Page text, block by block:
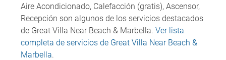
Aire Acondicionado, Calefacción (gratis), Ascensor,
Recepción son algunos de los servicios destacados
de Great Villa Near Beach & Marbella. Ver lista
completa de servicios de Great Villa Near Beach &
Marbella.